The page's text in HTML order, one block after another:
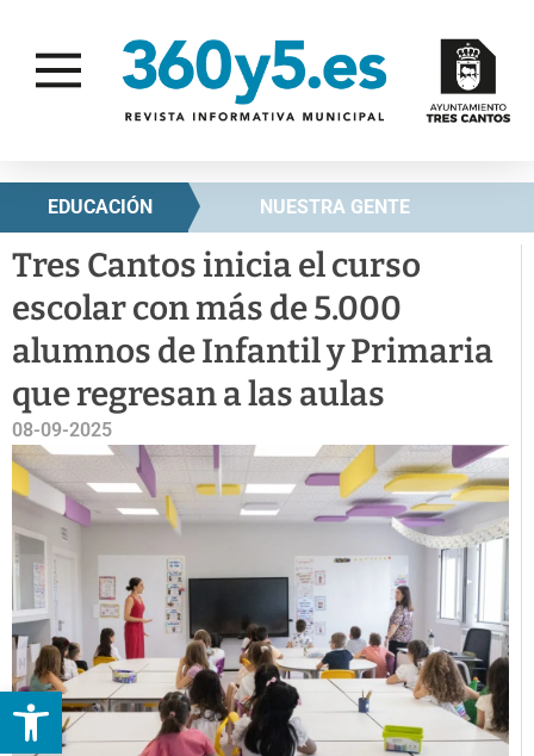
Abrir barra de herramientas
EDUCACIÓN NUESTRA GENTE
Tres Cantos inicia el curso
escolar con más de 5.000
alumnos de Infantil y Primaria
que regresan a las aulas
08-09-2025